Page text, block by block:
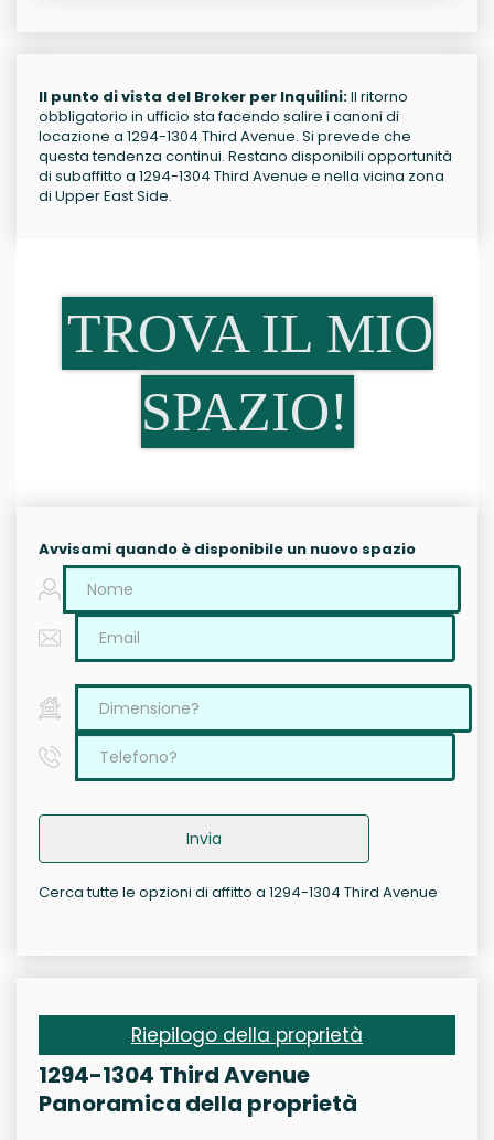
Il punto di vista del Broker per Inquilini:Il ritorno
obbligatorio in ufficio sta facendo salire i canoni di
locazione a 1294-1304 Third Avenue. Si prevede che
questa tendenza continui. Restano disponibili opportunità
di subaffitto a 1294-1304 Third Avenue e nella vicina zona
di Upper East Side.
TROVA IL MIO
SPAZIO!
Avvisami quando è disponibile un nuovo spazio
Invia
Cerca tutte le opzioni di affitto a 1294-1304 Third Avenue
Riepilogo della proprietà
1294-1304 Third Avenue
Panoramica della proprietà